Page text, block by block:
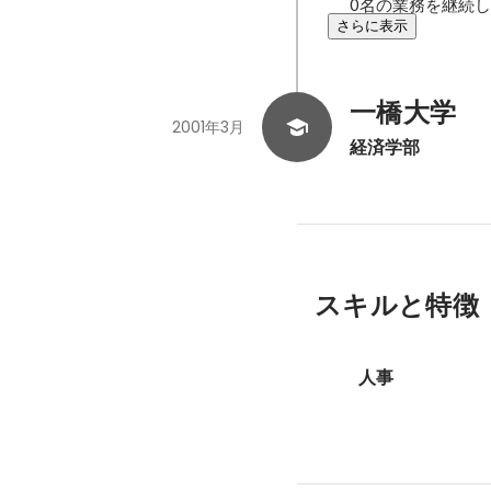
0名の業務を継続
さらに表示
一橋大学
経済学部
2001年3月
スキルと特徴
人事